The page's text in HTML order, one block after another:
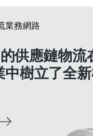
業務網路
的供應鏈物流
中樹立了全